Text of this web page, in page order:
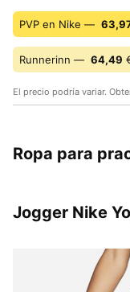
PVP en Nike —
Runnerinn — 64,49
El precio podría variar.
Ropa para
Jogger Nike